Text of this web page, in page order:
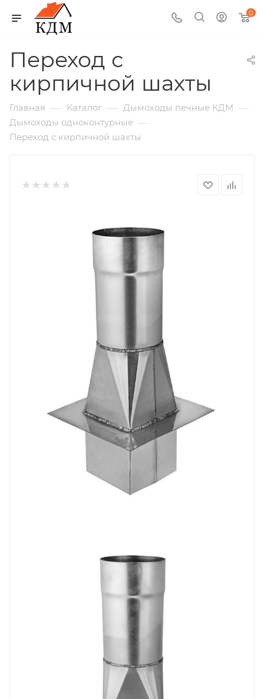
0
Переход с
кирпичной шахты
Главная — Каталог — Дымоходы печные КДМ —
Дымоходы одноконтурные —
Переход с кирпичной шахты